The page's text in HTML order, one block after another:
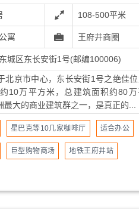
108-500平米
寓 王府井商圈
城区东长安街1号(邮编100006)
北京市中心，东长安街1号之绝佳
10万平方米，总建筑面积约80万
最大的商业建筑群之一，是真正的...
星巴克等10几家咖啡厅 适合办公
巨型购物商场 地铁王府井站